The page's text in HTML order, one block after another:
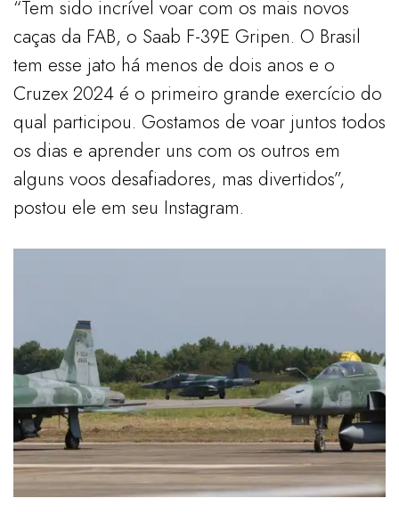
“Tem sido incrível voar com os mais novos
caças da FAB, o Saab F-39E Gripen. O Brasil
tem esse jato há menos de dois anos e o
Cruzex 2024 é o primeiro grande exercício do
qual participou. Gostamos de voar juntos todos
os dias e aprender uns com os outros em
alguns voos desafiadores, mas divertidos”,
postou ele em seu Instagram.